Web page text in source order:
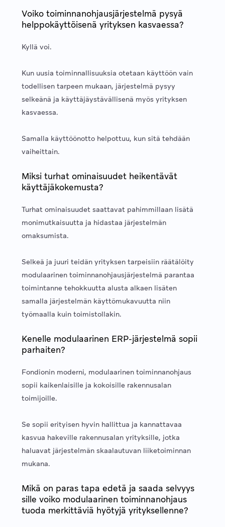
Voiko toiminnanohjausjärjestelmä pysyä
helppokäyttöisenä yrityksen kasvaessa?
Kyllä voi.
Kun uusia toiminnallisuuksia otetaan käyttöön vain
todellisen tarpeen mukaan, järjestelmä pysyy
selkeänä ja käyttäjäystävällisenä myös yrityksen
kasvaessa.
Samalla käyttöönotto helpottuu, kun sitä tehdään
vaiheittain.
Miksi turhat ominaisuudet heikentävät
käyttäjäkokemusta?
Turhat ominaisuudet saattavat pahimmillaan lisätä
monimutkaisuutta ja hidastaa järjestelmän
omaksumista.
Selkeä ja juuri teidän yrityksen tarpeisiin räätälöity
modulaarinen toiminnanohjausjärjestelmä parantaa
toimintanne tehokkuutta alusta alkaen lisäten
samalla järjestelmän käyttömukavuutta niin
työmaalla kuin toimistollakin.
Kenelle modulaarinen ERP-järjestelmä sopii
parhaiten?
Fondionin moderni, modulaarinen toiminnanohjaus
sopii kaikenlaisille ja kokoisille rakennusalan
toimijoille.
Se sopii erityisen hyvin hallittua ja kannattavaa
kasvua hakeville rakennusalan yrityksille, jotka
haluavat järjestelmän skaalautuvan liiketoiminnan
mukana.
Mikä on paras tapa edetä ja saada selvyys
sille voiko modulaarinen toiminnanohjaus
tuoda merkittäviä hyötyjä yrityksellenne?